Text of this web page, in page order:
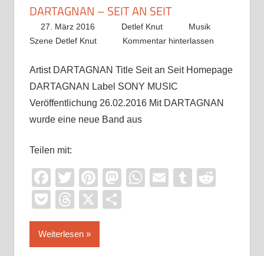
DARTAGNAN – SEIT AN SEIT
27. März 2016 Detlef Knut
Musik
Szene Detlef Knut
Kommentar hinterlassen
Artist DARTAGNAN Title Seit an Seit Homepage
DARTAGNAN Label SONY MUSIC
Veröffentlichung 26.02.2016 Mit DARTAGNAN
wurde eine neue Band aus
Teilen mit:
Facebook
TwitterPinterest
Mastodon
WhatsApp
EmailTumblr
PocketThreads
X
Weiterlesen